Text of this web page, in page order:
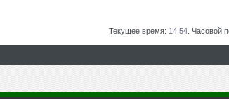
Текущее время: 14:54 . Часовой